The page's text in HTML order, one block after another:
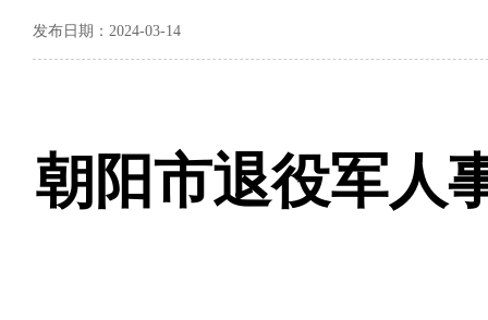
发布日期：2024-03-14
朝阳市退役军人